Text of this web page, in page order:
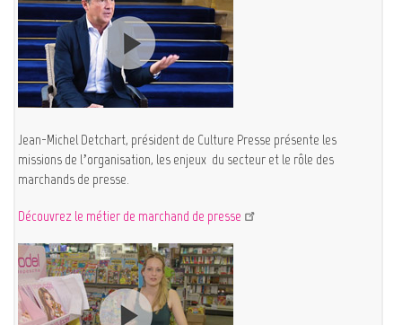
Jean-Michel Detchart, président de Culture Presse présente les
missions de l’organisation, les enjeux du secteur et le rôle des
marchands de presse.
Découvrez le métier de marchand de presse